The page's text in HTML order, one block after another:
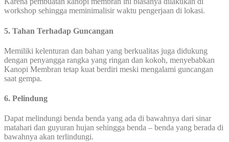
workshop sehingga meminimalisir waktu pengerjaan di lokasi.
5. Tahan Terhadap Guncangan
Memiliki kelenturan dan bahan yang berkualitas juga didukung
dengan penyangga rangka yang ringan dan kokoh, menyebabkan
Kanopi Membran tetap kuat berdiri meski mengalami guncangan
saat gempa.
6. Pelindung
Dapat melindungi benda benda yang ada di bawahnya dari sinar
matahari dan guyuran hujan sehingga benda – benda yang berada di
bawahnya akan terlindungi.